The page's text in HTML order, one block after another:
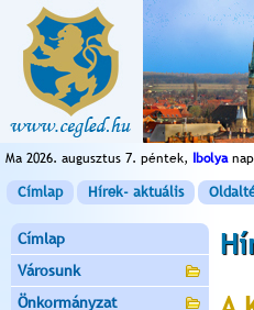
Ma 2026. augusztus 7. péntek, Ibolya
Címlap Hírek- aktuális
Címlap
Városunk
Önkormányzat